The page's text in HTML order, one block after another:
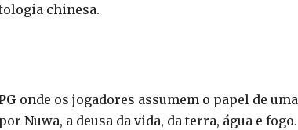
chinesa.
onde os jogadores assumem o papel de uma
Nuwa, a deusa da vida, da terra, água e fogo.